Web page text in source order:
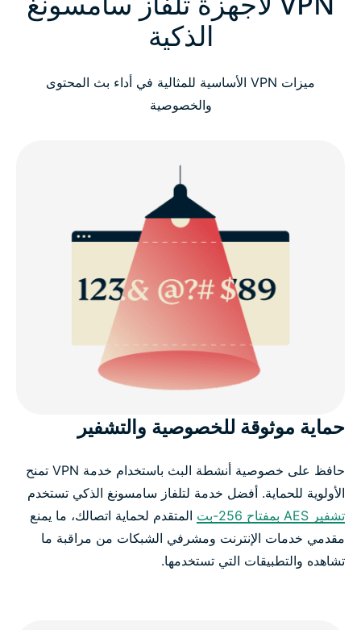
الذكية
ميزات VPN الأساسية للمثالية في أداء بث المحتوى
والخصوصية
حماية موثوقة للخصوصية والتشفير
حافظ على خصوصية أنشطة البث باستخدام خدمة VPN تمنح
الأولوية للحماية. أفضل خدمة لتلفاز سامسونغ الذكي تستخدم
تشفير AES بمفتاح 256-بت
المتقدم لحماية اتصالك، ما يمنع
مقدمي خدمات الإنترنت ومشرفي الشبكات من مراقبة ما
تشاهده والتطبيقات التي تستخدمها.